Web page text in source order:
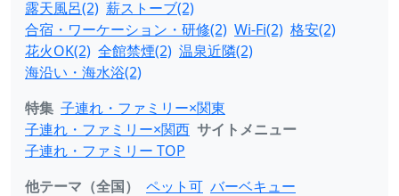
露天風呂(2) 薪ストーブ(2)
合宿・ワーケーション・研修(2) Wi-Fi(2) 格安(2)
花火OK(2) 全館禁煙(2) 温泉近隣(2)
海沿い・海水浴(2)
特集 子連れ・ファミリー×関東
子連れ・ファミリー×関西 サイトメニュー
子連れ・ファミリー TOP
他テーマ（全国）
ペット可 バーベキュー